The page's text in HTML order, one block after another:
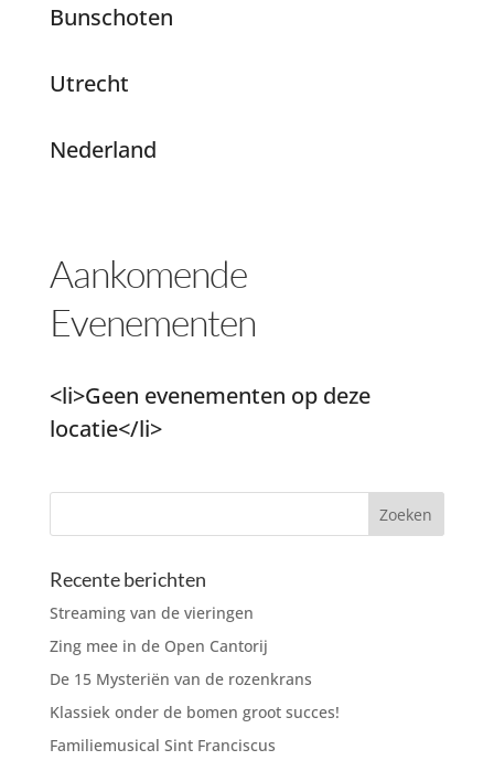
Bunschoten
Utrecht
Nederland
Aankomende
Evenementen
<li>Geen evenementen op deze
locatie</li>
Recente berichten
Streaming van de vieringen
Zing mee in de Open Cantorij
De 15 Mysteriën van de rozenkrans
Klassiek onder de bomen groot succes!
Familiemusical Sint Franciscus